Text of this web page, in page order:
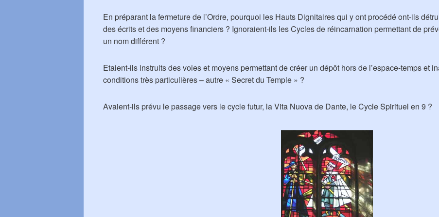
En préparant la fermeture de l’Ordre, pourquoi les Hauts Dignitaires qui y ont procédé ont-ils
des écrits et des moyens financiers ? Ignoraient-ils les Cycles de réincarnation permettant de
un nom différent ?
Etaient-ils instruits des voies et moyens permettant de créer un dépôt hors de l’espace-temps et
conditions très particulières – autre « Secret du Temple » ?
Avaient-ils prévu le passage vers le cycle futur, la Vita Nuova de Dante, le Cycle Spirituel en 9 ?